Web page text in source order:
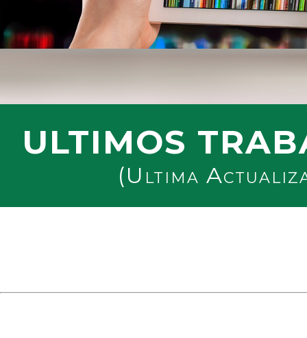
ULTIMOS
(Ultima